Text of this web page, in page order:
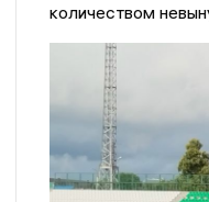
количеством